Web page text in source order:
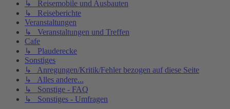
↳ Reisemobile und Ausbauten
↳ Reiseberichte
Veranstaltungen
↳ Veranstaltungen und Treffen
Cafe
↳ Plauderecke
Sonstiges
↳ Anregungen/Kritik/Fehler bezogen auf diese Seite
↳ Alles andere...
↳ Sonstige - FAQ
↳ Sonstiges - Umfragen